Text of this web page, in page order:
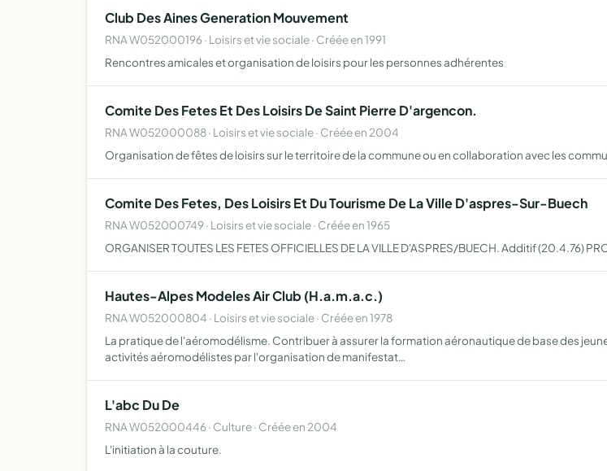
Club Des Aines Generation Mouvement
RNA W052000196 · Loisirs et vie sociale · Créée en 1991
Rencontres amicales et organisation de loisirs pour les personnes adhérentes
Comite Des Fetes Et Des Loisirs De Saint Pierre D'argencon.
RNA W052000088 · Loisirs et vie sociale · Créée en 2004
Organisation de fêtes de loisirs sur le territoire de la commune ou en collaboration avec les
Comite Des Fetes, Des Loisirs Et Du Tourisme De La Ville D'aspres-Sur-Buech
RNA W052000749 · Loisirs et vie sociale · Créée en 1965
ORGANISER TOUTES LES FETES OFFICIELLES DE LA VILLE D'ASPRES/BUECH. Additif (20.4.76)
Hautes-Alpes Modeles Air Club (H.a.m.a.c.)
RNA W052000804 · Loisirs et vie sociale · Créée en 1978
La pratique de l'aéromodélisme. Contribuer à assurer la formation aéronautique de base des
activités aéromodélistes par l'organisation de manifestat…
L'abc Du De
RNA W052000446 · Culture · Créée en 2004
L'initiation à la couture.